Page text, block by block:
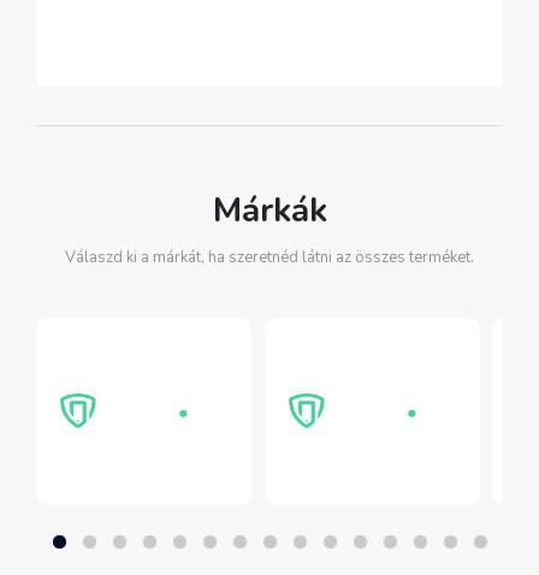
Márkák
Válaszd ki a márkát, ha szeretnéd látni az összes terméket.